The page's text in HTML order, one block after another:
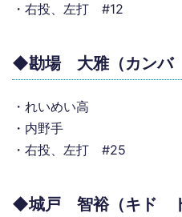
・右投、左打 #12
◆勘場 大雅（カン
・れいめい高
・内野手
・右投、左打 #25
◆城戸 智裕（キド